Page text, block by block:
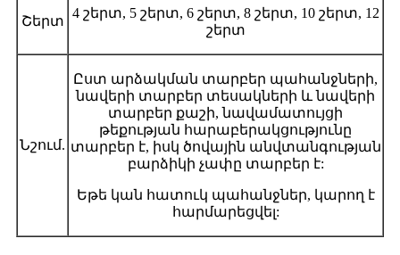
Շերտ
4 շերտ, 5 շերտ, 6 շերտ, 8 շերտ, 10 շերտ, 12
շերտ
Նշում.
Ըստ արձակման տարբեր պահանջների,
նավերի տարբեր տեսակների և նավերի
տարբեր քաշի, նավամատույցի
թեքության հարաբերակցությունը
տարբեր է, իսկ ծովային անվտանգության
բարձիկի չափը տարբեր է:
Եթե ​​կան հատուկ պահանջներ, կարող է
հարմարեցվել: